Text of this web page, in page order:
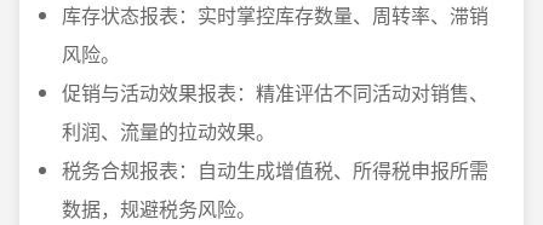
库存状态报表：实时掌控库存数量、周转率、滞销
风险。
促销与活动效果报表：精准评估不同活动对销售、
利润、流量的拉动效果。
税务合规报表：自动生成增值税、所得税申报所需
数据，规避税务风险。